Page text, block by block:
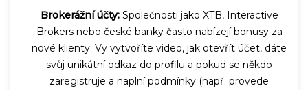
Brokerážní účty:Společnosti jako XTB, Interactive
Brokers nebo české banky často nabízejí bonusy za
nové klienty. Vy vytvoříte video, jak otevřít účet, dáte
svůj unikátní odkaz do profilu a pokud se někdo
zaregistruje a naplní podmínky (např. provede